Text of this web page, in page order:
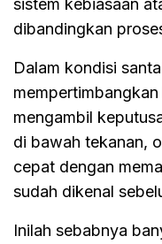
dibandingkan
Dalam kondisi
mengambil
di bawah tekanan,
cepat dengan
sudah dikenal
Inilah sebabnya